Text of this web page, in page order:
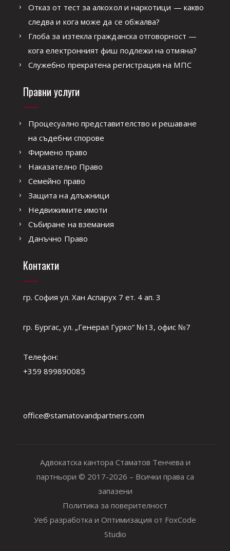
Отказ от тест за алкохол и наркотици — какво
следва и кога може да се обжалва?
Глоба за изтекла гражданска отговорност —
кога електронният фиш подлежи на отмяна?
Служебно прекратена регистрация на МПС
Правни услуги
Процесуално представителство и решаване
на съдебни спорове
Фирмено право
Наказателно Право
Семейно право
Защита на длъжници
Недвижимите имоти
Събиране на вземания
Данъчно Право
Контакти
гр. София ул. Хан Аспарух 7 ет. 4 ап. 3
гр. Бургас, ул. „Генерал Гурко“ №13, офис №7
Телефон:
+359 899890085
office@stamatovandpartners.com
Адвокатска кантора Стаматов Тенчева и
партньори © 2017-2026 – Всички права са
запазени
Политика за поверителност
Уеб разработка и Оптимизация от FoxCode
Studio